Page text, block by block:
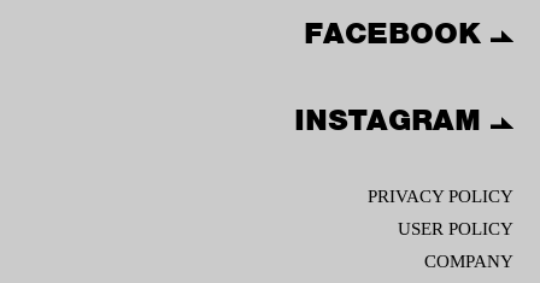
FACEBOOK
INSTAGRAM
PRIVACY POLICY
USER POLICY
COMPANY